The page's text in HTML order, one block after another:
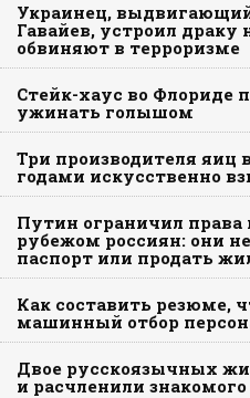
Украинец,
Гавайев, устроил драку
обвиняют в терроризме
Стейк-хаус во Флориде
ужинать голышом
Три производителя яиц
годами искусственно
Путин ограничил
рубежом россиян: они
паспорт или продать
Как составить резюме,
машинный отбор
Двое русскоязычных
и расчленили знакомого